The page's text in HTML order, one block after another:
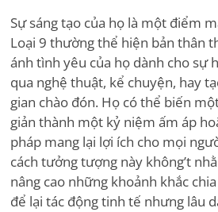
Sự sáng tạo của họ là một điểm
Loại 9 thường thể hiện bản thân
ánh tình yêu của họ dành cho sự
qua nghệ thuật, kể chuyện, hay
gian chào đón. Họ có thể biến
giản thành một kỷ niệm ấm áp
pháp mang lại lợi ích cho mọi
cách tưởng tượng này không’t
nâng cao những khoảnh khắc
để lại tác động tinh tế nhưng lâu